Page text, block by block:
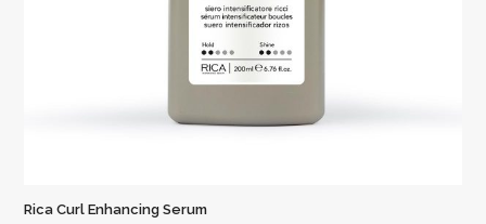
Rica Curl Enhancing Serum